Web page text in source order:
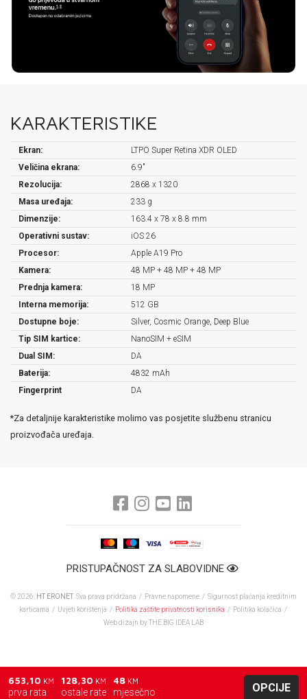
KARAKTERISTIKE
Ekran:
LTPO Super Retina XDR OLED
Veličina ekrana:
6.9"
Rezolucija:
2868 x 1320
Masa uređaja:
233 g
Dimenzije:
163.4 x 78 x 8.8 mm
Operativni sustav:
iOS 26
Procesor:
Apple A19 Pro
Kamera:
48 MP + 48 MP + 48 MP
Prednja kamera:
18 MP
Interna memorija:
512 GB
Dostupne boje:
Silver, Cosmic Orange, Deep Blue
Tip SIM kartice:
NanoSIM + eSIM
Dual SIM:
DA
Baterija:
4832 mAh
Fingerprint
DA
*Za detaljnije karakteristike molimo vas posjetite službenu stranicu
proizvođača uređaja.
653,10 KM
prva rata
128,30 KM
ostale rate
48 KM
mjesečno OPCIJE
PRISTUPAČNOST ZA SLABOVIDNE
© 2026. HT ERONET . Sva prava pridržana / Pravne napomene / Sigurnost plaćanja kreditnim
karticama / Uvjeti korištenja / Politika zaštite privatnosti korisnika / Politika kolačića /
Web dizajn by THE BIG IDEA LAB